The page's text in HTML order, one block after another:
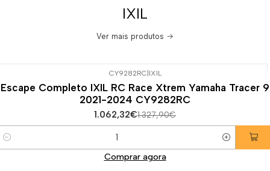
IXIL
Ver mais produtos
CY9282RC IXIL
Escape Completo IXIL RC Race Xtrem Yamaha Tracer 9
2021-2024 CY9282RC
1.062,32€1.327,90€
Comprar agora